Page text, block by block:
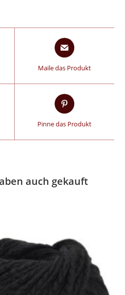
Maile das Produkt
Pinne das Produkt
auch gekauft